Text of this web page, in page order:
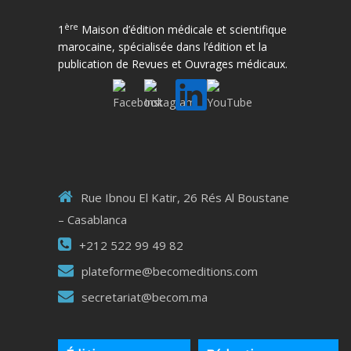
1 ère Maison d’édition médicale et scientifique
marocaine, spécialisée dans l’édition et la
publication de Revues et Ouvrages médicaux.
Rue Ibnou El Katir, 26 Rés Al Boustane
– Casablanca
+212 522 99 49 82
plateforme@becomeditions.com
secretariat@becom.ma